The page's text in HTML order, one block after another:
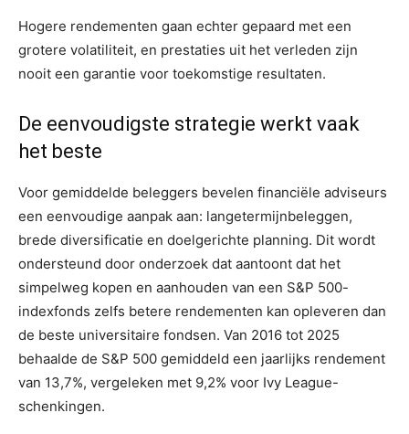
Hogere rendementen gaan echter gepaard met een
grotere volatiliteit, en prestaties uit het verleden zijn
nooit een garantie voor toekomstige resultaten.
De eenvoudigste strategie werkt vaak
het beste
Voor gemiddelde beleggers bevelen financiële adviseurs
een eenvoudige aanpak aan: langetermijnbeleggen,
brede diversificatie en doelgerichte planning. Dit wordt
ondersteund door onderzoek dat aantoont dat het
simpelweg kopen en aanhouden van een S&P 500-
indexfonds zelfs betere rendementen kan opleveren dan
de beste universitaire fondsen. Van 2016 tot 2025
behaalde de S&P 500 gemiddeld een jaarlijks rendement
van 13,7%, vergeleken met 9,2% voor Ivy League-
schenkingen.